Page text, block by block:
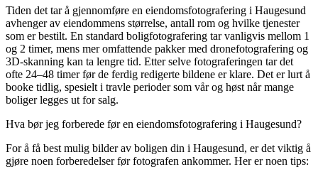
Tiden det tar å gjennomføre en eiendomsfotografering i Haugesund
avhenger av eiendommens størrelse, antall rom og hvilke tjenester
som er bestilt. En standard boligfotografering tar vanligvis mellom 1
og 2 timer, mens mer omfattende pakker med dronefotografering og
3D-skanning kan ta lengre tid. Etter selve fotograferingen tar det
ofte 24–48 timer før de ferdig redigerte bildene er klare. Det er lurt å
booke tidlig, spesielt i travle perioder som vår og høst når mange
boliger legges ut for salg.
Hva bør jeg forberede før en eiendomsfotografering i Haugesund?
For å få best mulig bilder av boligen din i Haugesund, er det viktig å
gjøre noen forberedelser før fotografen ankommer. Her er noen tips: